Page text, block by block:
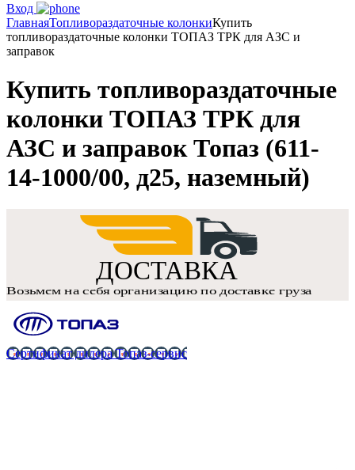
Вход
ГлавнаяТопливораздаточные колонкиКупить
топливораздаточные колонки ТОПАЗ ТРК для АЗС и
заправок
Купить топливораздаточные
колонки ТОПАЗ ТРК для
АЗС и заправок Топаз (611-
14-1000/00, д25, наземный)
Сертификат дилера Топаз-сервис